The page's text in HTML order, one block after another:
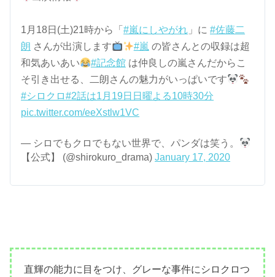
1月18日(土)21時から「#嵐にしやがれ 」に#佐藤二
朗 さんが出演します #嵐 の皆さんとの収録は超
和気あいあい
#記念館は仲良しの嵐さんだからこ
そ引き出せる、二朗さんの魅力がいっぱいです
#シロクロ#2話は1月19日日曜よる10時30分
pic.twitter.com/eeXstlw1VC
— シロでもクロでもない世界で、パンダは笑う。
【公式】 (@shirokuro_drama)January 17, 2020
直輝の能力に目をつけ、グレーな事件にシロクロつ